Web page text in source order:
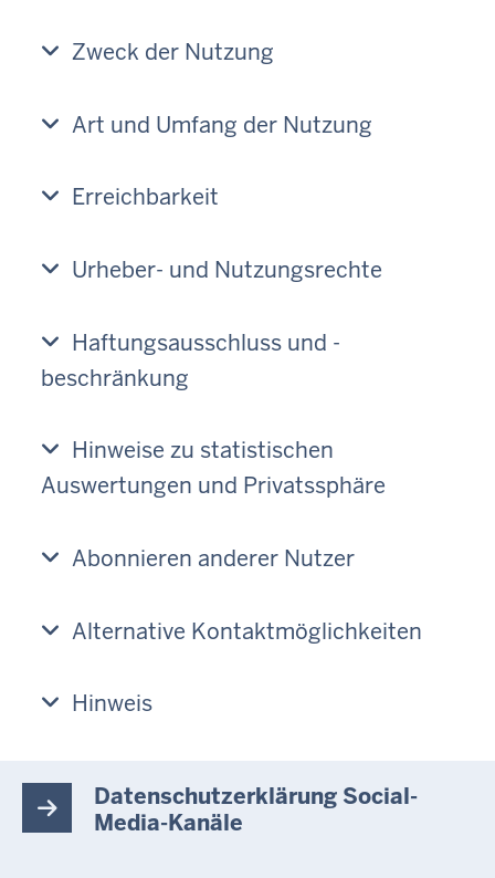
Zweck der Nutzung
Art und Umfang der Nutzung
Erreichbarkeit
Urheber- und Nutzungsrechte
Haftungsausschluss und -
beschränkung
Hinweise zu statistischen
Auswertungen und Privatssphäre
Abonnieren anderer Nutzer
Alternative Kontaktmöglichkeiten
Hinweis
Datenschutzerklärung Social-
Media-Kanäle